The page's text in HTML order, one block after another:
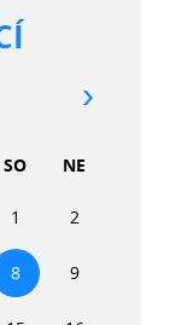
SO NE
1 2
8 9